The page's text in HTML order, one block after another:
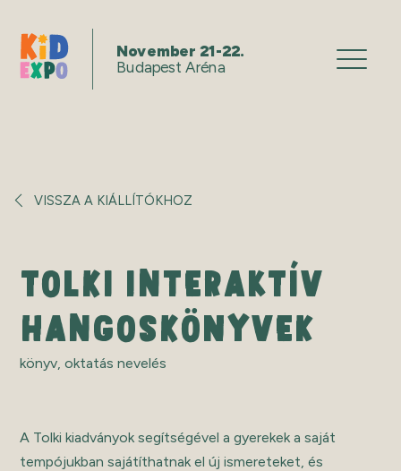
November 21-22.
Budapest Aréna
VISSZA A KIÁLLÍTÓKHOZ
TOLKI INTERAKTÍV
HANGOSKÖNYVEK
könyv,oktatás nevelés
A Tolki kiadványok segítségével a gyerekek a saját
tempójukban sajátíthatnak el új ismereteket, és